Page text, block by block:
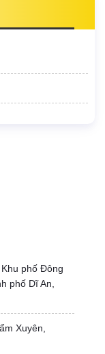
phố Đông
phố Dĩ An,
Xuyên,